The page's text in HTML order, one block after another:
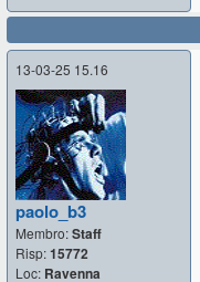
13-03-25 15.16
paolo_b3
Membro:Staff
Risp:15772
Loc: Ravenna